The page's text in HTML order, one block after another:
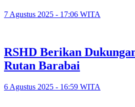
7 Agustus 2025 - 17:06 WITA
RSHD Berikan
Rutan Barabai
6 Agustus 2025 - 16:59 WITA